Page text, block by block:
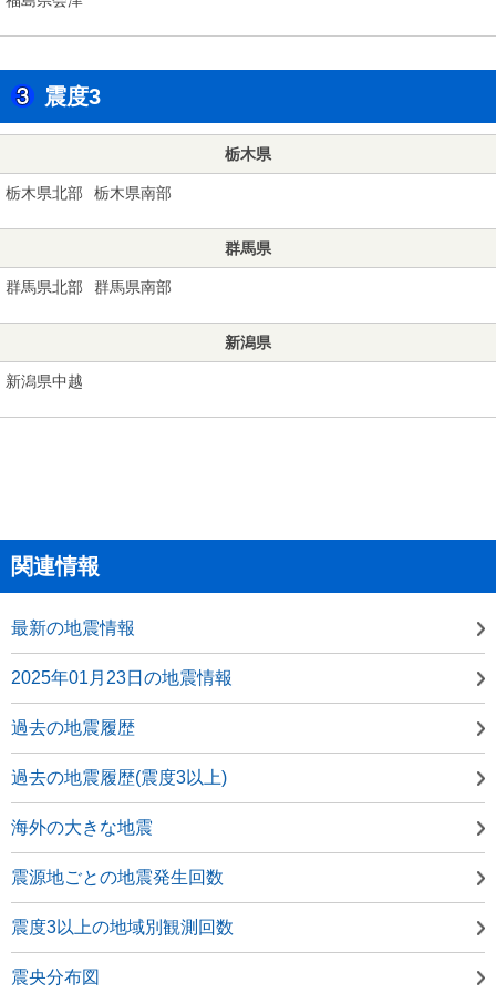
震度3
栃木県
栃木県北部 栃木県南部
群馬県
群馬県北部 群馬県南部
新潟県
新潟県中越
関連情報
最新の地震情報
2025年01月23日の地震情報
過去の地震履歴
過去の地震履歴(震度3以上)
海外の大きな地震
震源地ごとの地震発生回数
震度3以上の地域別観測回数
震央分布図